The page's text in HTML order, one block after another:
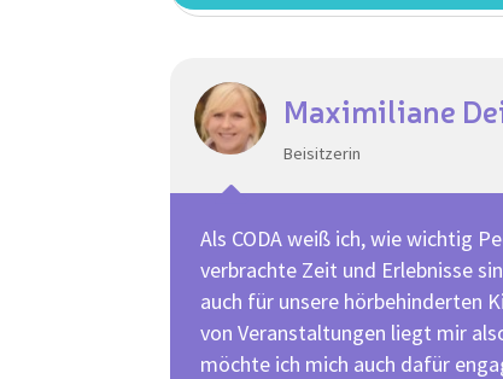
Maximiliane
Beisitzerin
Als CODA weiß ich, wie wichtig
verbrachte Zeit und Erlebnisse
auch für unsere hörbehinderten
von Veranstaltungen liegt mir
möchte ich mich auch dafür